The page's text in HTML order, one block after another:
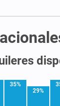
35%
29%